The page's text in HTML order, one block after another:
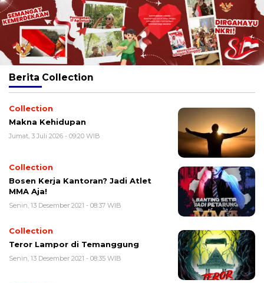
Berita Collection
Collection
Makna Kehidupan
Jumat, 3 Juli 2026 - 09:20 WIB
Collection
Bosen Kerja Kantoran? Jadi Atlet
MMA Aja!
Senin, 13 Desember 2021 - 08:37 WIB
Collection
Teror Lampor di Temanggung
Senin, 13 Desember 2021 - 08:35 WIB